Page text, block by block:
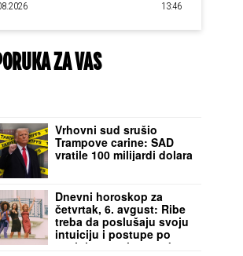
13:46
ZA VAS
Vrhovni sud srušio
Trampove carine: SAD
vratile 100 milijardi dolara
Dnevni horoskop za
četvrtak, 6. avgust: Ribe
treba da poslušaju svoju
intuiciju i postupe po
svojoj savesti, a evo ko